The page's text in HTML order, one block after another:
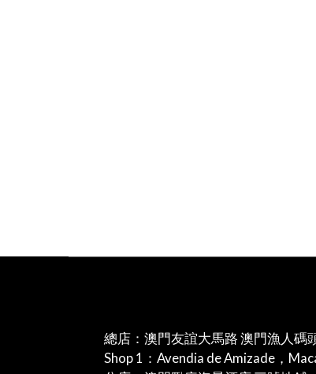
總店：澳門友誼大馬路 澳門漁人碼
Shop 1：Avendia de Amizade，